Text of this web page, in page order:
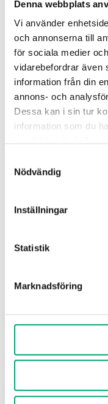
Denna webbplats
Vi använder
och annonserna till
för sociala medier
vidarebefordrar även
information från din
annons- och
Dessa kan i sin tur
information som du
Nödvändig
Inställningar
Statistik
Marknadsföring
REGIN
RTAOM100-230
Termiskt ställdon
100 N
Styrsignal
REGIN